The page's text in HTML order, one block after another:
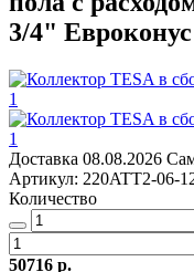
3/4"
Доставка 08.08.2026
Артикул: 220ATT2-06-
Количество
50716 р.